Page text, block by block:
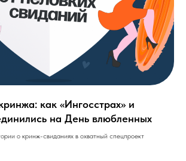
как «Ингосстрах» и
на День влюбленных
о кринж-свиданиях в охватный спецпроект